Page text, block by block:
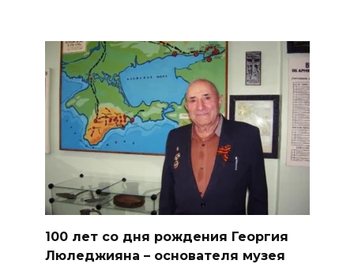
100 лет со дня рождения Георгия
Люледжияна – основателя музея